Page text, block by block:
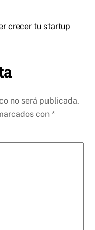
crecer tu startup
no será publicada.
con*